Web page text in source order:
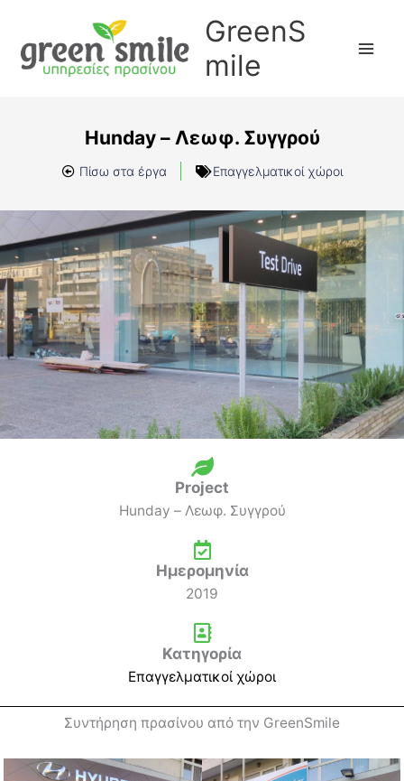
περιεχόμενο
GreenS
mile
Hunday – Λεωφ. Συγγρού
Πίσω στα έργα Επαγγελματικοί χώροι
Project
Hunday – Λεωφ. Συγγρού
Ημερομηνία
2019
Κατηγορία
Επαγγελματικοί χώροι
Συντήρηση πρασίνου από την GreenSmile